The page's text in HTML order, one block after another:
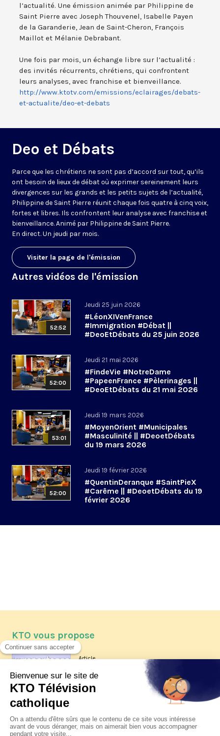
l’actualité. Une émission animée par Philippine de
Saint Pierre avec Joseph Thouvenel, Isabelle Payen
de la Garanderie, Jean de Saint-Cheron, François
Maillot et Mélanie Debrabant.
Une fois par mois, un échange libre sur l’actualité :
des invités récurrents, chrétiens, qui confrontent
leurs analyses, avec franchise et bienveillance.
http://www.ktotv.com/emissions/eclairages/debats-
et-actualite/deo-et-debats
Deo et Débats
Parce que les chrétiens ne sont pas d’accord sur tout, qu’ils
ont besoin de lieux de débat où exprimer sereinement leurs
divergences sur les grands et les petits sujets de l’actualité,
Philippine de Saint Pierre réunit chaque fois quatre à cinq voix,
fortes et libres. Ils confrontent leur analyse avec franchise et
bienveillance. Animé par Philippine de Saint Pierre.
En direct. Un jeudi par mois.
Visiter la page de l'émission
Autres vidéos de l'émission
52:52
Jeudi 25 juin 2026
#LéonXIVenFrance
#Immigration #Débat ||
#DeoEtDébats du 25 juin 2026
52:00
Jeudi 21 mai 2026
#FindeVie #NotreDame
#PapeenFrance #Pèlerinages ||
#DeoEtDébats du 21 mai 2026
53:01
Jeudi 19 mars 2026
#MoyenOrient #Municipales
#Masculinité || #DeoetDébats
du 19 mars 2026
52:00
Jeudi 19 février 2026
#QuentinDeranque #SaintPieX
#Carême || #DeoetDébats du 19
février 2026
KTO vous propose
Article
Les reportages d'été 2026 de KTO
La visite pastorale du pape Léon
XIV à Assise à suivre sur KTO le
jeudi 6 août